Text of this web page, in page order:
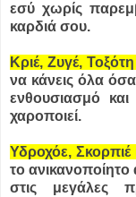
εσύ χωρίς
καρδιά σου.
Κριέ, Ζυγέ,
να κάνεις όλα όσα
ενθουσιασμό
χαροποιεί.
Υδροχόε, Σκορπιέ
το ανικανοποίητο
στις μεγάλες